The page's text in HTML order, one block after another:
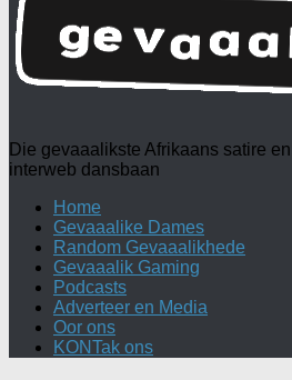
Die gevaaalikste Afrikaans satire
interweb dansbaan
Home
Gevaaalike Dames
Random Gevaaalikhede
Gevaaalik Gaming
Podcasts
Adverteer en Media
Oor ons
KONTak ons